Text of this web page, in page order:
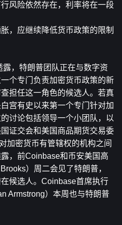
风险依然存在，利率将在一段
，应继续降低货币政策的限制
，特朗普团队正在与数字资
个专门负责加密货币政策的新
担任这一角色的候选人。若真
宫有史以来第一个专门针对加
讨论包括领导一个小团队，以
证交会和美国商品期货交易委
加密货币有管辖权的机构之间
，前Coinbase和币安美国高
）周二会见了特朗普，
候选人。Coinbase首席执行
Armstrong）本周也与特朗普